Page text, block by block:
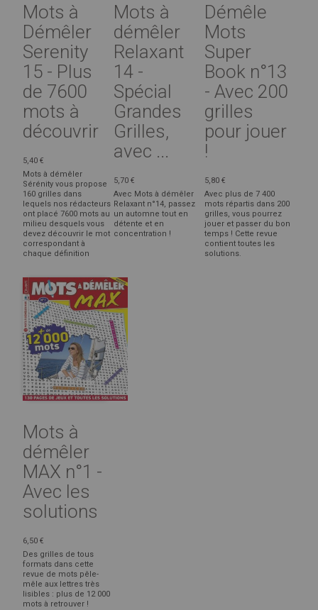
Mots à
Démêler
Serenity
15 - Plus
de 7600
mots à
découvrir
5,40 €
Mots à démêler
Sérénity vous propose
160 grilles dans
lequels nos rédacteurs
ont placé 7600 mots au
milieu desquels vous
devez découvrir le mot
correspondant à
chaque définition
Mots à
démêler
Relaxant
14 -
Spécial
Grandes
Grilles,
avec ...
5,70 €
Avec Mots à démêler
Relaxant n°14, passez
un automne tout en
détente et en
concentration !
Démêle
Mots
Super
Book n°13
- Avec 200
grilles
pour jouer
!
5,80 €
Avec plus de 7 400
mots répartis dans 200
grilles, vous pourrez
jouer et passer du bon
temps ! Cette revue
contient toutes les
solutions.
Mots à
démêler
MAX n°1 -
Avec les
solutions
6,50 €
Des grilles de tous
formats dans cette
revue de mots pêle-
mêle aux lettres très
lisibles : plus de 12 000
mots à retrouver !